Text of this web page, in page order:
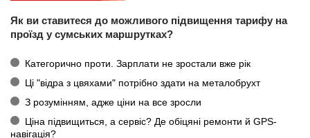
Як ви ставитеся до можливого підвищення тарифу на
проїзд у сумських маршрутках?
Категорично проти. Зарплати не зростали вже рік
Ці "відра з цвяхами" потрібно здати на металобрухт
З розумінням, адже ціни на все зросли
Ціна підвищиться, а сервіс? Де обіцяні ремонти й GPS-
навігація?